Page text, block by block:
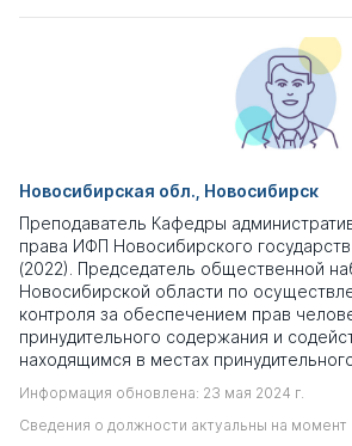
Новосибирская обл., Новосибирск
Преподаватель Кафедры
права ИФП Новосибирского
(2022). Председатель общественной
Новосибирской области по
контроля за обеспечением прав
принудительного содержания и
находящимся в местах
Информация обновлена: 23 мая 2024 г.
Сведения о должности актуальны на момент